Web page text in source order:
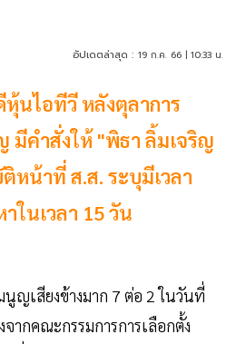
อัปเดตล่าสุด : 19 ก.ค. 66 | 10:33 น.
นไอทีวี หลังตุลาการ
มีคำสั่งให้ "พิธา ลิ้มเจริญ
หน้าที่ ส.ส. ระบุมีเวลา
ในเวลา 15 วัน
นูญเสียงข้างมาก 7 ต่อ 2 ในวันที่
ากคณะกรรมการการเลือกตั้ง